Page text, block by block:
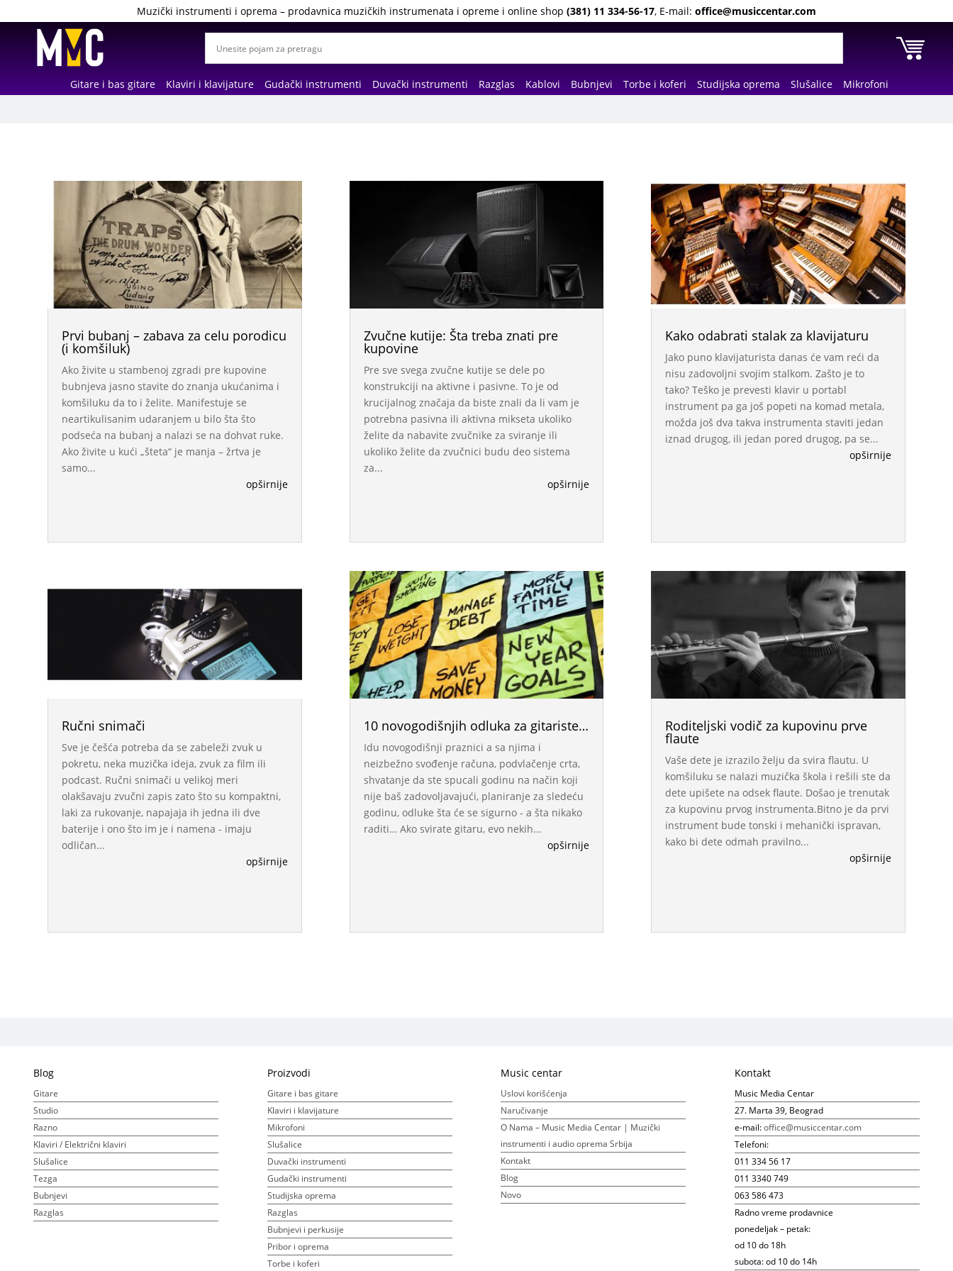
Muzički instrumenti i oprema – prodavnica muzičkih instrumenata i opreme i online shop (381) 11 334-56-17, E-mail: office@musiccentar.com
Gitare i bas gitare Klaviri i klavijature Gudački instrumenti Duvački instrumenti Razglas Kablovi Bubnjevi Torbe i koferi Studijska oprema Slušalice Mikrofoni
Prvi bubanj – zabava za celu porodicu
(i komšiluk)
Ako živite u stambenoj zgradi pre kupovine
bubnjeva jasno stavite do znanja ukućanima i
komšiluku da to i želite. Manifestuje se
neartikulisanim udaranjem u bilo šta što
podseća na bubanj a nalazi se na dohvat ruke.
Ako živite u kući „šteta“ je manja – žrtva je
samo...
opširnije
Ručni snimači
Sve je češća potreba da se zabeleži zvuk u
pokretu, neka muzička ideja, zvuk za film ili
podcast. Ručni snimači u velikoj meri
olakšavaju zvučni zapis zato što su kompaktni,
laki za rukovanje, napajaja ih jedna ili dve
baterije i ono što im je i namena - imaju
odličan...
opširnije
Zvučne kutije: Šta treba znati pre
kupovine
Pre sve svega zvučne kutije se dele po
konstrukciji na aktivne i pasivne. To je od
krucijalnog značaja da biste znali da li vam je
potrebna pasivna ili aktivna mikseta ukoliko
želite da nabavite zvučnike za sviranje ili
ukoliko želite da zvučnici budu deo sistema
za...
opširnije
10 novogodišnjih odluka za gitariste…
Idu novogodišnji praznici a sa njima i
neizbežno svođenje računa, podvlačenje crta,
shvatanje da ste spucali godinu na način koji
nije baš zadovoljavajući, planiranje za sledeću
godinu, odluke šta će se sigurno - a šta nikako
raditi… Ako svirate gitaru, evo nekih...
opširnije
Kako odabrati stalak za klavijaturu
Jako puno klavijaturista danas će vam reći da
nisu zadovoljni svojim stalkom. Zašto je to
tako? Teško je prevesti klavir u portabl
instrument pa ga još popeti na komad metala,
možda još dva takva instrumenta staviti jedan
iznad drugog, ili jedan pored drugog, pa se...
opširnije
Roditeljski vodič za kupovinu prve
flaute
Vaše dete je izrazilo želju da svira flautu. U
komšiluku se nalazi muzička škola i rešili ste da
dete upišete na odsek flaute. Došao je trenutak
za kupovinu prvog instrumenta.Bitno je da prvi
instrument bude tonski i mehanički ispravan,
kako bi dete odmah pravilno...
opširnije
Blog
Gitare
Studio
Razno
Klaviri / Električni klaviri
Slušalice
Tezga
Bubnjevi
Razglas
Proizvodi
Gitare i bas gitare
Klaviri i klavijature
Mikrofoni
Slušalice
Duvački instrumenti
Gudački instrumenti
Studijska oprema
Razglas
Bubnjevi i perkusije
Pribor i oprema
Torbe i koferi
Music centar
Uslovi korišćenja
Naručivanje
O Nama – Music Media Centar | Muzički
instrumenti i audio oprema Srbija
Kontakt
Blog
Novo
Kontakt
Music Media Centar
27. Marta 39, Beograd
e-mail:office@musiccentar.com
Telefoni:
011 334 56 17
011 3340 749
063 586 473
Radno vreme prodavnice
ponedeljak – petak:
od 10 do 18h
subota: od 10 do 14h